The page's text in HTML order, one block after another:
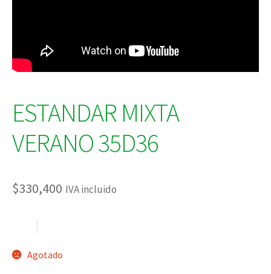
ESTANDAR MIXTA
VERANO 35D36
$330,400 IVA incluido
Agotado